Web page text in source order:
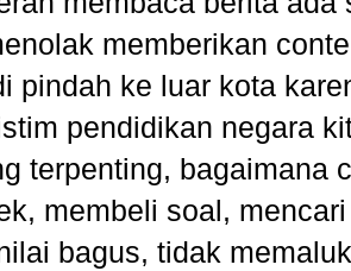
memberikan
pindah ke luar kota
pendidikan negara
terpenting, bagaimana
membeli soal,
bagus, tidak